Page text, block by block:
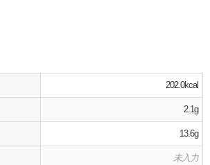
202.0kcal
2.1g
13.6g
未入力